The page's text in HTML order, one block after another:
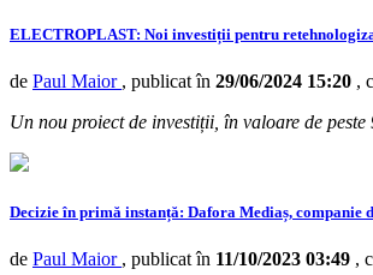
ELECTROPLAST: Noi investiții pentru
de Paul Maior , publicat în 29/06/2024 15:20 ,
Un nou proiect de investiții, în valoare de
Decizie în primă instanță: Dafora Mediaș,
de Paul Maior , publicat în 11/10/2023 03:49 ,